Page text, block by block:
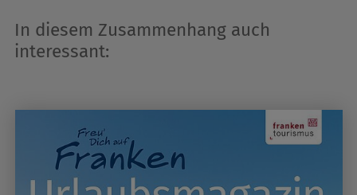
In diesem Zusammenhang auch
interessant: